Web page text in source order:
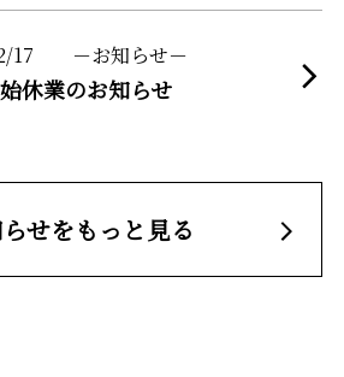
休業のお知らせ
17 お知らせ
せをもっと見る